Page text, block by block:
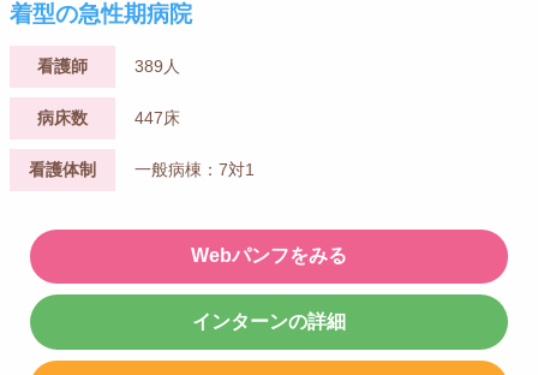
着型の急性期病院
看護師 389人
病床数 447床
看護体制 一般病棟：7対1
Webパンフをみる
インターンの詳細